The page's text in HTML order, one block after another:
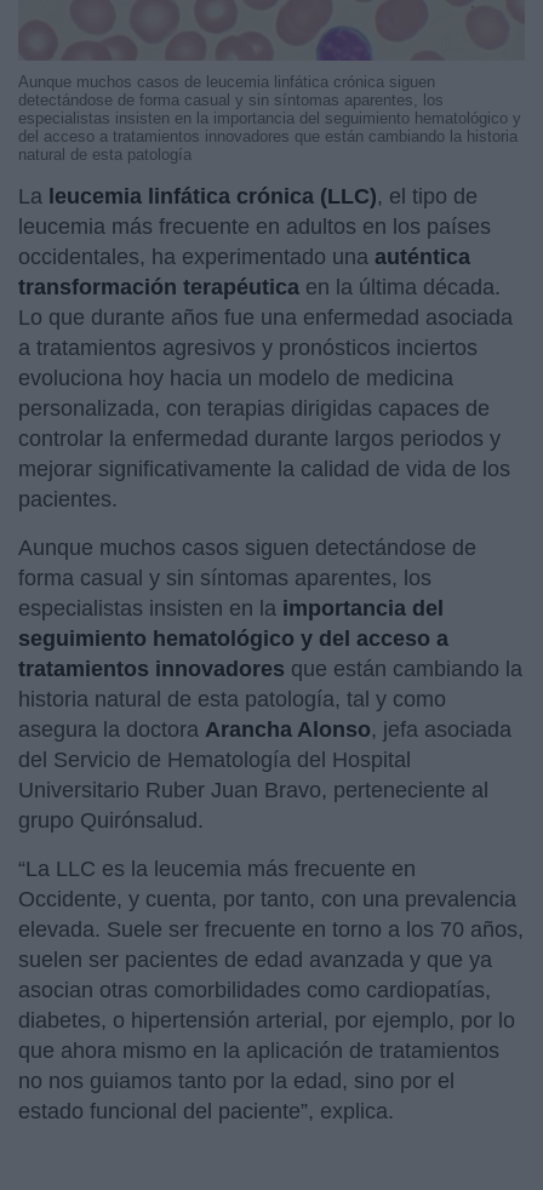
Aunque muchos casos de leucemia linfática crónica siguen
detectándose de forma casual y sin síntomas aparentes, los
especialistas insisten en la importancia del seguimiento hematológico y
del acceso a tratamientos innovadores que están cambiando la historia
natural de esta patología
La leucemia linfática crónica (LLC), el tipo de
leucemia más frecuente en adultos en los países
occidentales, ha experimentado una auténtica
transformación terapéutica en la última década.
Lo que durante años fue una enfermedad asociada
a tratamientos agresivos y pronósticos inciertos
evoluciona hoy hacia un modelo de medicina
personalizada, con terapias dirigidas capaces de
controlar la enfermedad durante largos periodos y
mejorar significativamente la calidad de vida de los
pacientes.
Aunque muchos casos siguen detectándose de
forma casual y sin síntomas aparentes, los
especialistas insisten en la importancia del
seguimiento hematológico y del acceso a
tratamientos innovadores que están cambiando la
historia natural de esta patología, tal y como
asegura la doctora Arancha Alonso, jefa asociada
del Servicio de Hematología del Hospital
Universitario Ruber Juan Bravo, perteneciente al
grupo Quirónsalud.
“La LLC es la leucemia más frecuente en
Occidente, y cuenta, por tanto, con una prevalencia
elevada. Suele ser frecuente en torno a los 70 años,
suelen ser pacientes de edad avanzada y que ya
asocian otras comorbilidades como cardiopatías,
diabetes, o hipertensión arterial, por ejemplo, por lo
que ahora mismo en la aplicación de tratamientos
no nos guiamos tanto por la edad, sino por el
estado funcional del paciente”, explica.